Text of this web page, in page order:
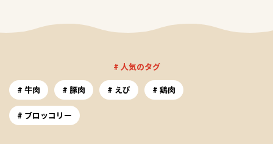
# 人気のタグ
牛肉
豚肉 えび 鶏肉
ブロッコリー